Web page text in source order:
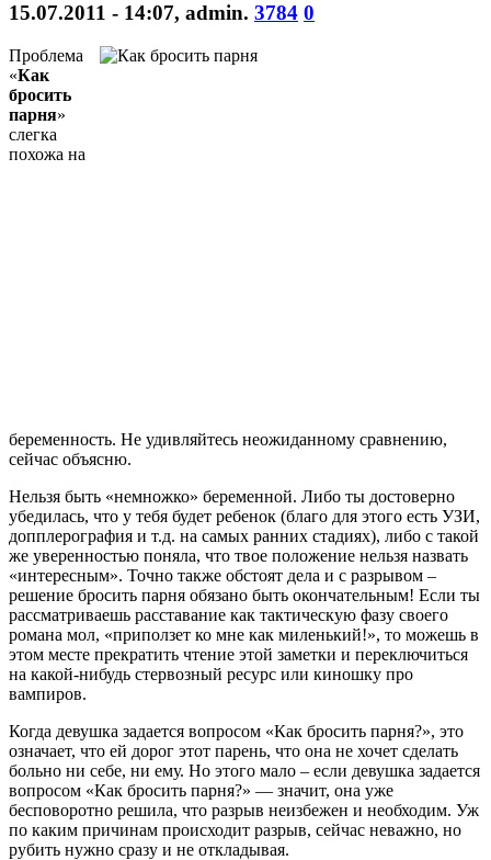
15.07.2011 - 14:07, admin. 3784 0
Проблема
«Как
бросить
парня»
слегка
похожа на
беременность. Не удивляйтесь неожиданному сравнению,
сейчас объясню.
Нельзя быть «немножко» беременной. Либо ты достоверно
убедилась, что у тебя будет ребенок (благо для этого есть УЗИ,
допплерография и т.д. на самых ранних стадиях), либо с такой
же уверенностью поняла, что твое положение нельзя назвать
«интересным». Точно также обстоят дела и с разрывом –
решение бросить парня обязано быть окончательным! Если ты
рассматриваешь расставание как тактическую фазу своего
романа мол, «приползет ко мне как миленький!», то можешь в
этом месте прекратить чтение этой заметки и переключиться
на какой-нибудь стервозный ресурс или киношку про
вампиров.
Когда девушка задается вопросом «Как бросить парня?», это
означает, что ей дорог этот парень, что она не хочет сделать
больно ни себе, ни ему. Но этого мало – если девушка задается
вопросом «Как бросить парня?» — значит, она уже
бесповоротно решила, что разрыв неизбежен и необходим. Уж
по каким причинам происходит разрыв, сейчас неважно, но
рубить нужно сразу и не откладывая.